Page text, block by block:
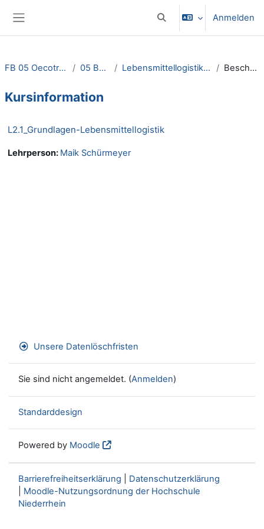
Sucheingabe umschalten
Anmelden
FB 05 Oecotrophologie 05 Bachelor Lebensmittellogistik (Schürmeyer) Beschreibung
Kursinformation
L2.1_Grundlagen-Lebensmittellogistik
Lehrperson: Maik Schürmeyer
Unsere Datenlöschfristen
Sie sind nicht angemeldet. (Anmelden)
Standarddesign
Powered by Moodle
Barrierefreiheitserklärung
Datenschutzerklärung
Moodle-Nutzungsordnung der Hochschule
Niederrhein